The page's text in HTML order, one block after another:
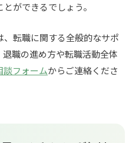
ができるでしょう。
転職に関する全般的なサポ
職の進め方や転職活動全体
談フォームからご連絡くださ